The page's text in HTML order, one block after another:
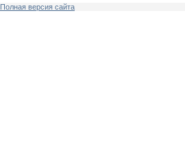
Полная версия сайта